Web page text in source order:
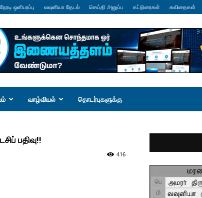
நேரடி ஒளிபரப்பு வவுனியா தேடல் செய்தி அனுப்ப கட்டுரைகள் கவிதைகள்
வாழ்வியல் தொடர்புகளுக்கு
பதிவு!!
416